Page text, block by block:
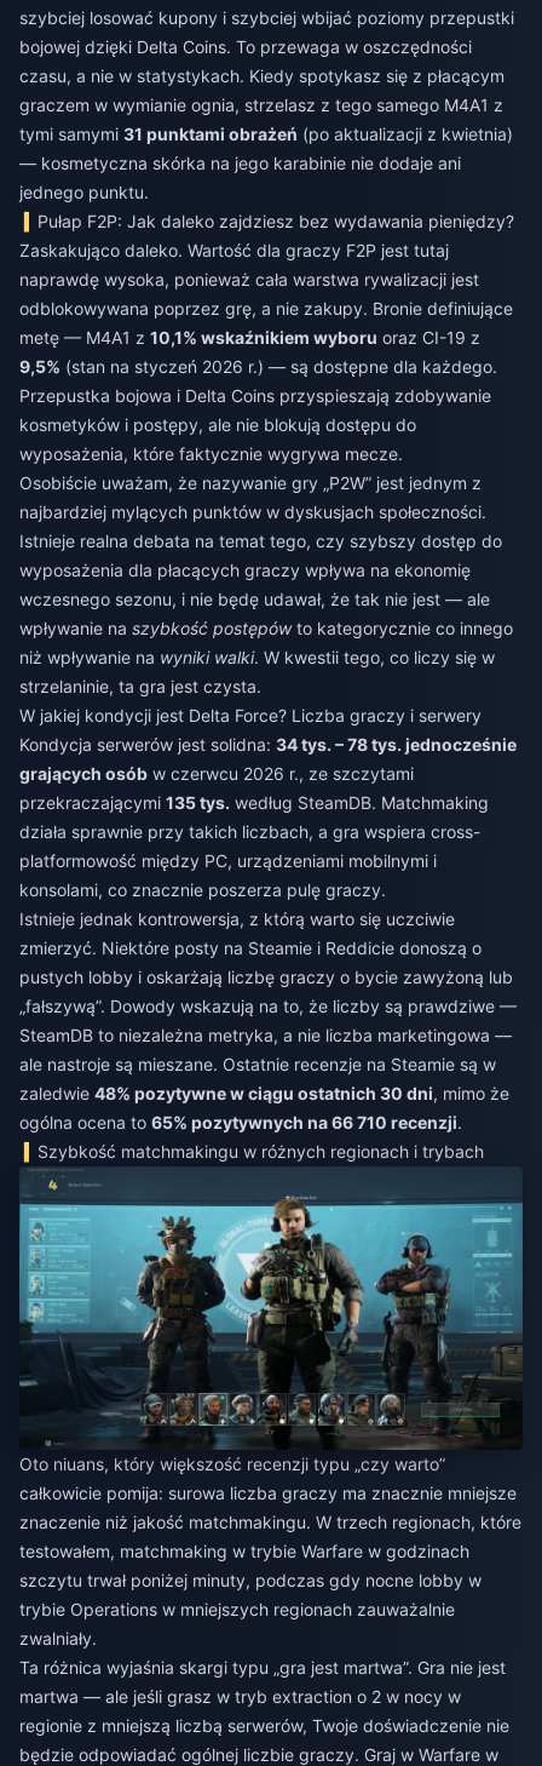
szybciej losować kupony i szybciej wbijać poziomy przepustki
bojowej dzięki Delta Coins. To przewaga w oszczędności
czasu, a nie w statystykach. Kiedy spotykasz się z płacącym
graczem w wymianie ognia, strzelasz z tego samego M4A1 z
tymi samymi 31 punktami obrażeń (po aktualizacji z kwietnia)
— kosmetyczna skórka na jego karabinie nie dodaje ani
jednego punktu.
Pułap F2P: Jak daleko zajdziesz bez wydawania pieniędzy?
Zaskakująco daleko. Wartość dla graczy F2P jest tutaj
naprawdę wysoka, ponieważ cała warstwa rywalizacji jest
odblokowywana poprzez grę, a nie zakupy. Bronie definiujące
metę — M4A1 z 10,1% wskaźnikiem wyboru oraz CI-19 z
9,5% (stan na styczeń 2026 r.) — są dostępne dla każdego.
Przepustka bojowa i Delta Coins przyspieszają zdobywanie
kosmetyków i postępy, ale nie blokują dostępu do
wyposażenia, które faktycznie wygrywa mecze.
Osobiście uważam, że nazywanie gry „P2W” jest jednym z
najbardziej mylących punktów w dyskusjach społeczności.
Istnieje realna debata na temat tego, czy szybszy dostęp do
wyposażenia dla płacących graczy wpływa na ekonomię
wczesnego sezonu, i nie będę udawał, że tak nie jest — ale
wpływanie na szybkość postępówto kategorycznie co innego
niż wpływanie na wyniki walki. W kwestii tego, co liczy się w
strzelaninie, ta gra jest czysta.
W jakiej kondycji jest Delta Force? Liczba graczy i serwery
Kondycja serwerów jest solidna: 34 tys. – 78 tys. jednocześnie
grających osób w czerwcu 2026 r., ze szczytami
przekraczającymi 135 tys. według SteamDB. Matchmaking
działa sprawnie przy takich liczbach, a gra wspiera cross-
platformowość między PC, urządzeniami mobilnymi i
konsolami, co znacznie poszerza pulę graczy.
Istnieje jednak kontrowersja, z którą warto się uczciwie
zmierzyć. Niektóre posty na Steamie i Reddicie donoszą o
pustych lobby i oskarżają liczbę graczy o bycie zawyżoną lub
„fałszywą”. Dowody wskazują na to, że liczby są prawdziwe —
SteamDB to niezależna metryka, a nie liczba marketingowa —
ale nastroje są mieszane. Ostatnie recenzje na Steamie są w
zaledwie 48% pozytywne w ciągu ostatnich 30 dni, mimo że
ogólna ocena to 65% pozytywnych na 66 710 recenzji.
Szybkość matchmakingu w różnych regionach i trybach
Oto niuans, który większość recenzji typu „czy warto”
całkowicie pomija: surowa liczba graczy ma znacznie mniejsze
znaczenie niż jakość matchmakingu. W trzech regionach, które
testowałem, matchmaking w trybie Warfare w godzinach
szczytu trwał poniżej minuty, podczas gdy nocne lobby w
trybie Operations w mniejszych regionach zauważalnie
zwalniały.
Ta różnica wyjaśnia skargi typu „gra jest martwa”. Gra nie jest
martwa — ale jeśli grasz w tryb extraction o 2 w nocy w
regionie z mniejszą liczbą serwerów, Twoje doświadczenie nie
będzie odpowiadać ogólnej liczbie graczy. Graj w Warfare w